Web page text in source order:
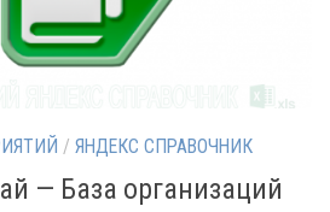
/ ЯНДЕКС СПРАВОЧНИК
— База организаций